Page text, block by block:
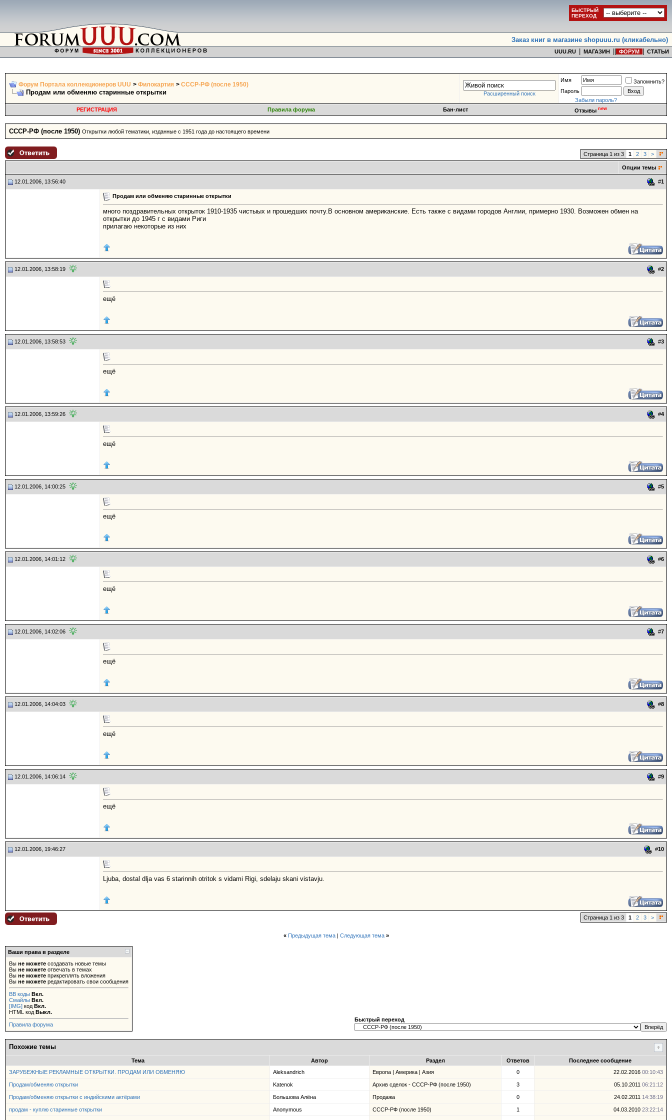
БЫСТРЫЙ
ПЕРЕХОД
Заказ книг в магазине shopuuu.ru (кликабельно)
UUU.RU МАГАЗИН ФОРУМ СТАТЬИ
Форум Портала коллекционеров UUU > Филокартия > СССР-РФ (после 1950)
Продам или обменяю старинные открытки Расширенный поиск
Имя
Запомнить?
Пароль
Забыли пароль?
РЕГИСТРАЦИЯ
Правила форума Бан-лист Отзывы new
СССР-РФ (после 1950) Открытки любой тематики, изданные с 1951 года до настоящего времени
Страница 1 из 3 1 2 3 >
Опции темы
12.01.2006, 13:56:40 #1
Продам или обменяю старинные открытки
много поздравительных открыток 1910-1935 чистыых и прошедших почту.В основном американские. Есть также с видами городов Англии, примерно 1930. Возможен обмен на
открытки до 1945 г с видами Риги
прилагаю некоторые из них
12.01.2006, 13:58:19 #2
ещё
12.01.2006, 13:58:53 #3
ещё
12.01.2006, 13:59:26 #4
ещё
12.01.2006, 14:00:25 #5
ещё
12.01.2006, 14:01:12 #6
ещё
12.01.2006, 14:02:06 #7
ещё
12.01.2006, 14:04:03 #8
ещё
12.01.2006, 14:06:14 #9
ещё
12.01.2006, 19:46:27 #10
Ljuba, dostal dlja vas 6 starinnih otritok s vidami Rigi, sdelaju skani vistavju.
Страница 1 из 3 1 2 3 >
« Предыдущая тема| Следующая тема »
Ваши права в разделе
Вы не можете создавать новые темы
Вы не можете отвечать в темах
Вы не можете прикреплять вложения
Вы не можете редактировать свои сообщения
BB коды Вкл.
Смайлы Вкл.
[IMG] код Вкл.
HTML код Выкл.
Правила форума
Быстрый переход
Похожие темы
Тема Автор Раздел Ответов
Последнее сообщение
ЗАРУБЕЖНЫЕ РЕКЛАМНЫЕ ОТКРЫТКИ. ПРОДАМ ИЛИ ОБМЕНЯЮ
Aleksandrich Европа | Америка | Азия 0 22.02.2016 00:10:43
Продам/обменяю открытки Katenok Архив сделок - СССР-РФ (после 1950) 3 05.10.2011 06:21:12
Продам/обменяю открытки с индийскими актёрами Большова Алёна Продажа 0 24.02.2011 14:38:19
продам - куплю старинные открытки Anonymous СССР-РФ (после 1950) 1 04.03.2010 23:22:14